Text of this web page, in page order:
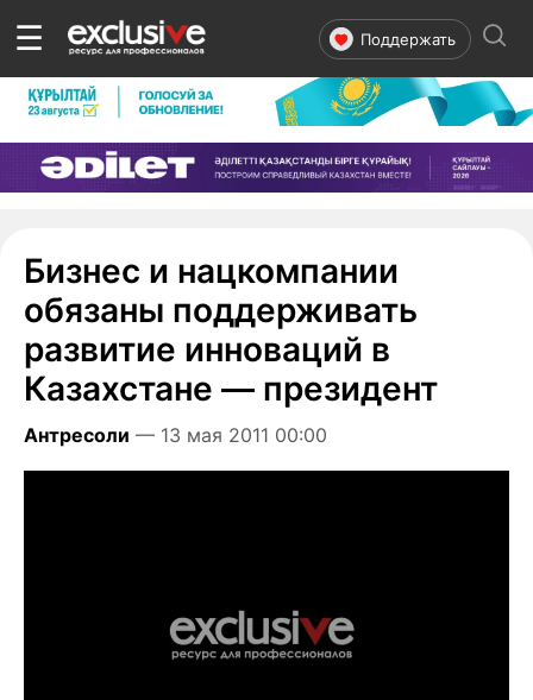
☰ Поддержать
Бизнес и нацкомпании
обязаны поддерживать
развитие инноваций в
Казахстане — президент
Антресоли — 13 мая 2011 00:00